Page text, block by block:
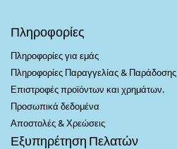
Πληροφορίες
Πληροφορίες για εμάς
Πληροφορίες Παραγγελίας & Παράδοσης
Επιστροφές προϊόντων και χρημάτων.
Προσωπικά δεδομένα
Αποστολές & Χρεώσεις
Εξυπηρέτηση Πελατών